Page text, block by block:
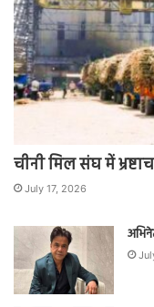
चीनी मिल संघ में
July 17, 2026